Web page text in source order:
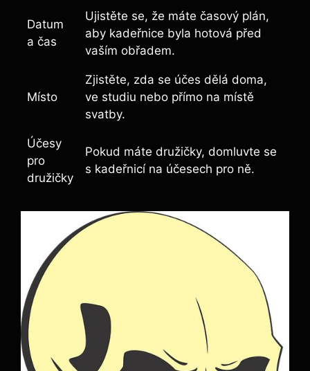
Datum
a čas
Ujistěte se, že máte časový plán,
aby kadeřnice byla hotová před
vaším obřadem.
Místo
Zjistěte,‌ zda se účes⁤ dělá doma,
ve studiu nebo přímo na místě
svatby.
Účesy
pro
družičky
Pokud máte družičky, domluvte se
s kadeřnicí⁣ na účesech pro⁣ ně.